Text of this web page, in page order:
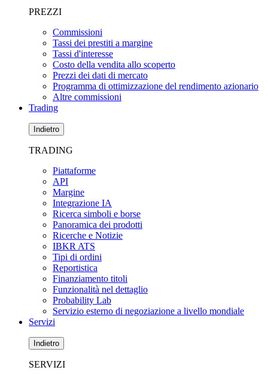
PREZZI
Commissioni
Tassi dei prestiti a margine
Tassi d'interesse
Costo della vendita allo scoperto
Prezzi dei dati di mercato
Programma di ottimizzazione del rendimento azionario
Altre commissioni
Trading
Indietro
TRADING
Piattaforme
API
Margine
Integrazione IA
Ricerca simboli e borse
Panoramica dei prodotti
Ricerche e Notizie
IBKR ATS
Tipi di ordini
Reportistica
Finanziamento titoli
Funzionalità nel dettaglio
Probability Lab
Servizio esterno di negoziazione a livello mondiale
Servizi
Indietro
SERVIZI